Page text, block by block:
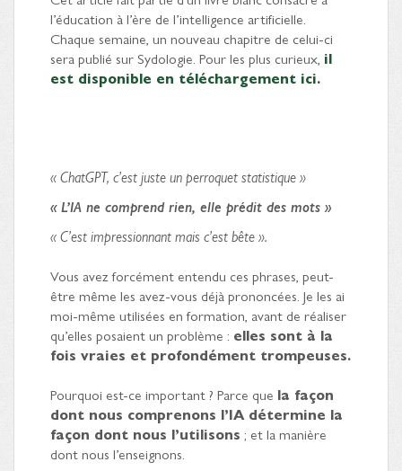
l’éducation à l’ère de l’intelligence artificielle.
Chaque semaine, un nouveau chapitre de celui-ci
sera publié sur Sydologie. Pour les plus curieux, il
est disponible en téléchargement ici.
« ChatGPT, c’est juste un perroquet statistique »
« L’IA ne comprend rien, elle prédit des mots »
« C’est impressionnant mais c’est bête ».
Vous avez forcément entendu ces phrases, peut-
être même les avez-vous déjà prononcées. Je les ai
moi-même utilisées en formation, avant de réaliser
qu’elles posaient un problème : elles sont à la
fois vraies et profondément trompeuses.
Pourquoi est-ce important ? Parce que la façon
dont nous comprenons l’IA détermine la
façon dont nous l’utilisons ; et la manière
dont nous l’enseignons.